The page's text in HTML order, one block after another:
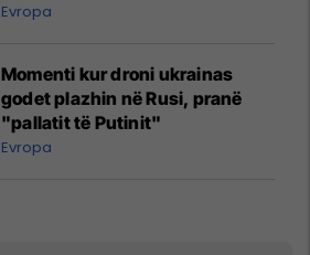
Evropa
Momenti kur droni ukrainas
godet plazhin në Rusi, pranë
"pallatit të Putinit"
Evropa